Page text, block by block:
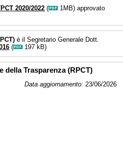
2020/2022 (
1MB) approvato
è il Segretario Generale Dott.
( 197 kB)
della Trasparenza (RPCT)
Data aggiornamento: 23/06/2026